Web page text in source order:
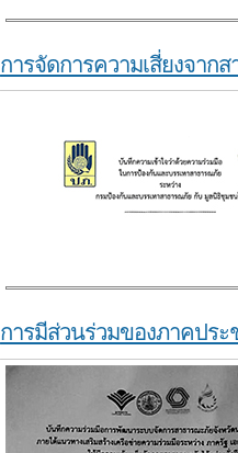
การจัดการความเสี่ยงจา
การมีส่วนร่วมของภาคปร